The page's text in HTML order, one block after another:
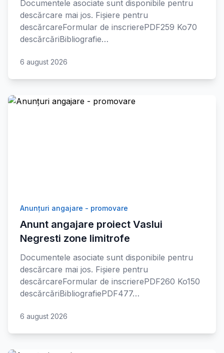
Documentele asociate sunt disponibile pentru
descărcare mai jos. Fișiere pentru
descărcareFormular de inscrierePDF259 Ko70
descărcăriBibliografie…
6 august 2026
Anunțuri angajare - promovare
Anunt angajare proiect Vaslui
Negresti zone limitrofe
Documentele asociate sunt disponibile pentru
descărcare mai jos. Fișiere pentru
descărcareFormular de inscrierePDF260 Ko150
descărcăriBibliografiePDF477…
6 august 2026